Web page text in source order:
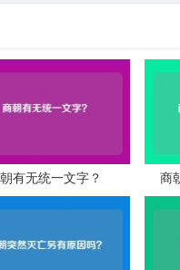
有无统一文字？ 商